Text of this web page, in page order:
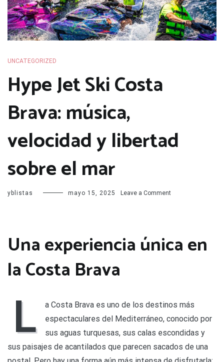
UNCATEGORIZED
Hype Jet Ski Costa
Brava: música,
velocidad y libertad
sobre el mar
yblistas mayo 15, 2025 Leave a Commenton
Brava:
música,
mar
Una experiencia única en
la Costa Brava
L
a Costa Brava es uno de los destinos más
espectaculares del Mediterráneo, conocido por
sus aguas turquesas, sus calas escondidas y
sus paisajes de acantilados que parecen sacados de una